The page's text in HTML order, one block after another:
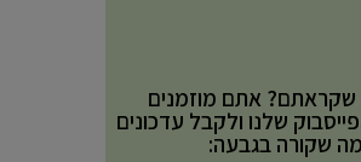
אתם מוזמנים
שלנו ולקבל עדכונים
שקורה בגבעה: